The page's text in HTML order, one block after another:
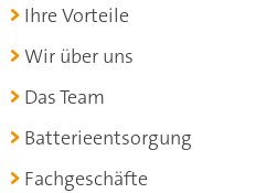
Ihre Vorteile
Wir über uns
Das Team
Batterieentsorgung
Fachgeschäfte